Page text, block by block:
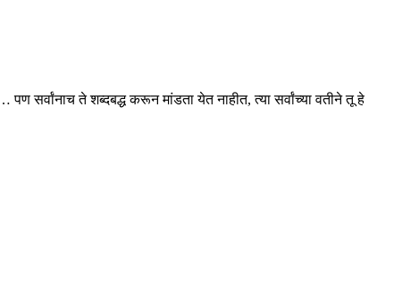
ते शब्दबद्ध करून मांडता येत नाहीत, त्या सर्वांच्या वतीने तू हे